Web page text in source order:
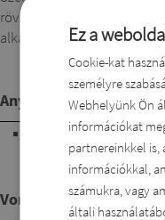
rövid nadrággal viselve
alkatokra szabott, viszkóz
Anyagösszetétel
95%viszkóz, 5%lycra.
textília. Elasztikus, jól
gyűrődik.
Vonalvezetés
Ez a
Cookie-kat
személyre
Webhelyünk Ön
információkat
partnereinkkel is,
információkkal,
számukra, vagy
általi